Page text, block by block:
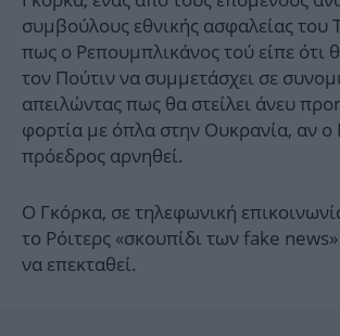
συμβούλους εθνικής ασφαλείας
πως ο Ρεπουμπλικάνος τού είπε ότι
τον Πούτιν να συμμετάσχει σε
απειλώντας πως θα στείλει άνευ
φορτία με όπλα στην Ουκρανία, αν
πρόεδρος αρνηθεί.
Ο Γκόρκα, σε τηλεφωνική
το Ρόιτερς «σκουπίδι των fake
να επεκταθεί.